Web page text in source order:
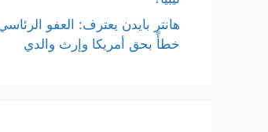
هانتر بايدن يعترف: العفو
خطأً بحق أمريكا وإرث والدي